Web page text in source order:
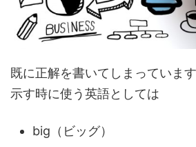
既に正解を書いてしまっていま
示す時に使う英語としては
big（ビッグ）